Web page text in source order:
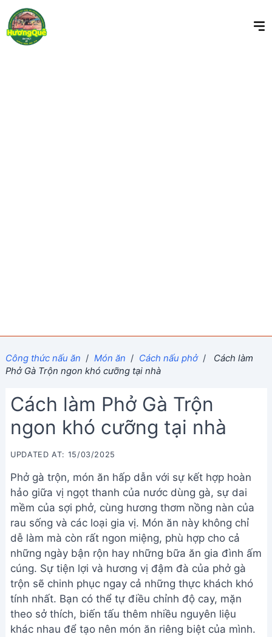
Công thức nấu ăn / Món ăn / Cách nấu phở /
Cách làm
Phở Gà Trộn ngon khó cưỡng tại nhà
Cách làm Phở Gà Trộn
ngon khó cưỡng tại nhà
UPDATED AT: 15/03/2025
Phở gà trộn, món ăn hấp dẫn với sự kết hợp hoàn
hảo giữa vị ngọt thanh của nước dùng gà, sự dai
mềm của sợi phở, cùng hương thơm nồng nàn của
rau sống và các loại gia vị. Món ăn này không chỉ
dễ làm mà còn rất ngon miệng, phù hợp cho cả
những ngày bận rộn hay những bữa ăn gia đình ấm
cúng. Sự tiện lợi và hương vị đậm đà của phở gà
trộn sẽ chinh phục ngay cả những thực khách khó
tính nhất. Bạn có thể tự điều chỉnh độ cay, mặn
theo sở thích, biến tấu thêm nhiều nguyên liệu
khác nhau để tạo nên món ăn riêng biệt của mình.